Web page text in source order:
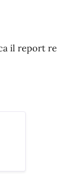
il report